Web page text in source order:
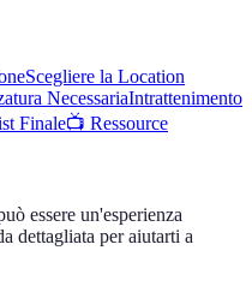
Scegliere la Location
NecessariaIntrattenimento
Finale📺 Ressource
essere un'esperienza
dettagliata per aiutarti a